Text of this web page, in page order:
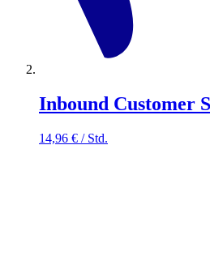
Inbound Customer
14,96 € / Std.